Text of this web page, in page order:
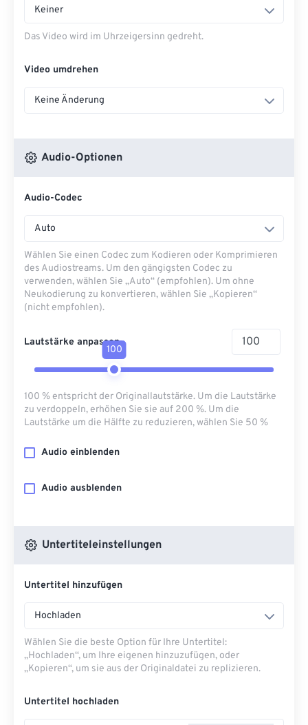
Keiner
Das Video wird im Uhrzeigersinn gedreht.
Video umdrehen
Keine Änderung
Audio-Optionen
Audio-Codec
Auto
Wählen Sie einen Codec zum Kodieren oder Komprimieren
des Audiostreams. Um den gängigsten Codec zu
verwenden, wählen Sie „Auto“ (empfohlen). Um ohne
Neukodierung zu konvertieren, wählen Sie „Kopieren“
(nicht empfohlen).
Lautstärke anpassen
100
100 % entspricht der Originallautstärke. Um die Lautstärke
zu verdoppeln, erhöhen Sie sie auf 200 %. Um die
Lautstärke um die Hälfte zu reduzieren, wählen Sie 50 %
Audio einblenden
Audio ausblenden
Untertiteleinstellungen
Untertitel hinzufügen
Hochladen
Wählen Sie die beste Option für Ihre Untertitel:
„Hochladen“, um Ihre eigenen hinzuzufügen, oder
„Kopieren“, um sie aus der Originaldatei zu replizieren.
Untertitel hochladen